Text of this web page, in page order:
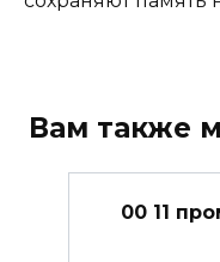
Вам также
00 11